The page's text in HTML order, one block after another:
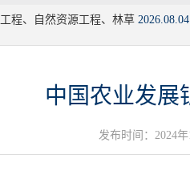
程、自然资源工程、林草 2026.08.04
中国农业发展
发布时间：2024年